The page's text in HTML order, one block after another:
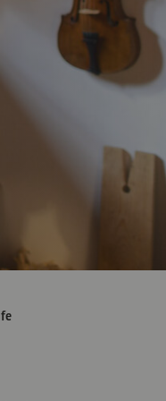
Nachhaltig
Nachhaltige
Nachhaltige
Kulinarische